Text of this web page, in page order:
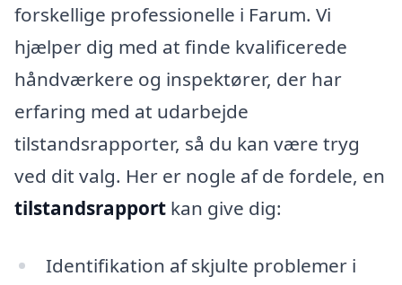
forskellige professionelle i Farum. Vi
hjælper dig med at finde kvalificerede
håndværkere og inspektører, der har
erfaring med at udarbejde
tilstandsrapporter, så du kan være tryg
ved dit valg. Her er nogle af de fordele, en
tilstandsrapport kan give dig:
Identifikation af skjulte problemer i